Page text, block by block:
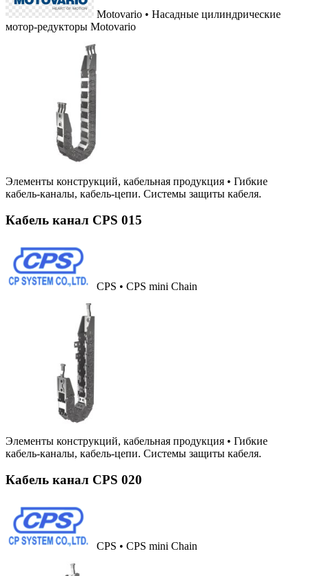
Motovario • Насадные цилиндрические
мотор-редукторы Motovario
Элементы конструкций, кабельная продукция • Гибкие
кабель-каналы, кабель-цепи. Системы защиты кабеля.
Кабель канал CPS 015
CPS • CPS mini Chain
Элементы конструкций, кабельная продукция • Гибкие
кабель-каналы, кабель-цепи. Системы защиты кабеля.
Кабель канал CPS 020
CPS • CPS mini Chain